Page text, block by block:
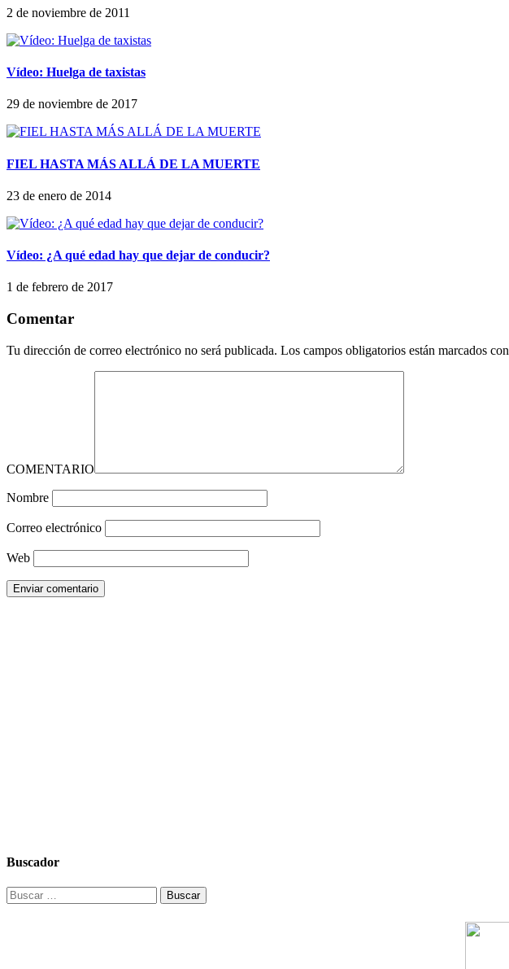
2 de noviembre de 2011
Vídeo: Huelga de taxistas
29 de noviembre de 2017
FIEL HASTA MÁS ALLÁ DE LA MUERTE
23 de enero de 2014
Vídeo: ¿A qué edad hay que dejar de conducir?
1 de febrero de 2017
Comentar
Tu dirección de correo electrónico no será publicada. Los campos obligatorios están marcados con
COMENTARIO
Nombre
Correo electrónico
Web
Buscador
Buscar: